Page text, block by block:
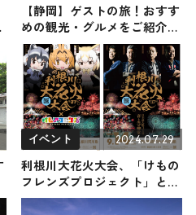
【静岡】ゲストの旅！おすす
めの観光・グルメをご紹介
2023年12月9日放送
イベント 2024.07.29
利根川大花火大会、「けもの
フレンズプロジェクト」とコ
ラボ 3万発打ち上げ